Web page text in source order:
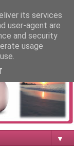
▼
its services
user-agent are
and security
usage